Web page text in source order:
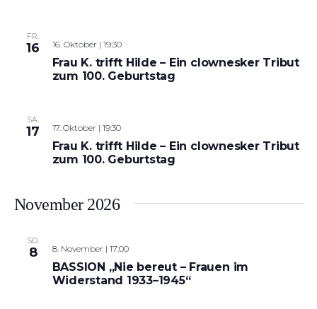
FR.
16 16. Oktober | 19:30
Frau K. trifft Hilde – Ein clownesker Tribut
zum 100. Geburtstag
SA.
17 17. Oktober | 19:30
Frau K. trifft Hilde – Ein clownesker Tribut
zum 100. Geburtstag
November 2026
SO.
8 8. November | 17:00
BASSION „Nie bereut – Frauen im
Widerstand 1933–1945“